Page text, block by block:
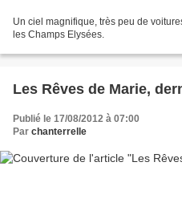
Un ciel magnifique, très peu de
les Champs Elysées.
Les Rêves de Marie,
Publié le 17/08/2012 à 07:00
Par chanterrelle